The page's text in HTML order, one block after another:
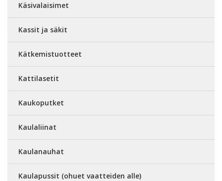
Käsivalaisimet
Kassit ja säkit
Kätkemistuotteet
Kattilasetit
Kaukoputket
Kaulaliinat
Kaulanauhat
Kaulapussit (ohuet vaatteiden alle)